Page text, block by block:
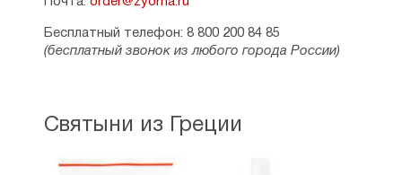
Бесплатный телефон: 8 800 200 84 85
(бесплатный звонок из любого города России)
Святыни из Греции